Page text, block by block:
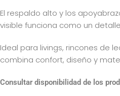
El respaldo alto y los
visible funciona como un
Ideal para livings, rincones de
combina confort, diseño y
Consultar disponibilidad de los